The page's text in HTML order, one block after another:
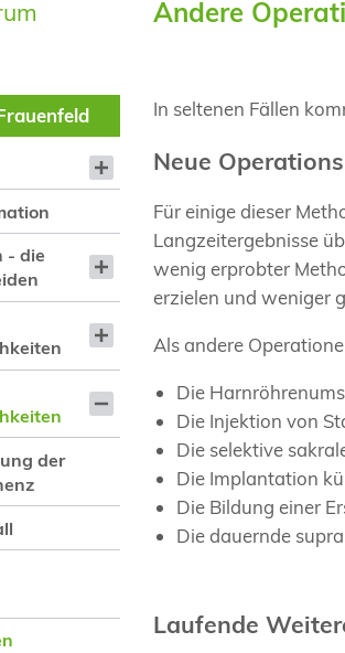
- die
der
Andere
In seltenen Fällen
Neue
Für einige dieser
Langzeitergebnisse
wenig erprobter
erzielen und weniger
Als andere
Die
Die Injektion von
Die selektive
Die Implantation
Die Bildung einer
Die dauernde
Laufende